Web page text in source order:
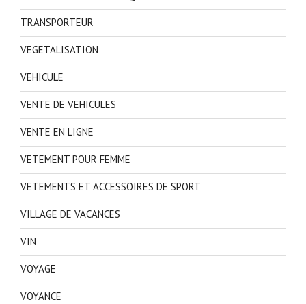
TRANSPORTEUR
VEGETALISATION
VEHICULE
VENTE DE VEHICULES
VENTE EN LIGNE
VETEMENT POUR FEMME
VETEMENTS ET ACCESSOIRES DE SPORT
VILLAGE DE VACANCES
VIN
VOYAGE
VOYANCE